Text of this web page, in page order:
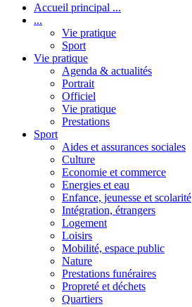
Accueil principal ...
...
Vie pratique
Sport
Vie pratique
Agenda & actualités
Portrait
Officiel
Vie pratique
Prestations
Sport
Aides et assurances sociales
Culture
Economie et commerce
Energies et eau
Enfance, jeunesse et scolarité
Intégration, étrangers
Logement
Loisirs
Mobilité, espace public
Nature
Prestations funéraires
Propreté et déchets
Quartiers